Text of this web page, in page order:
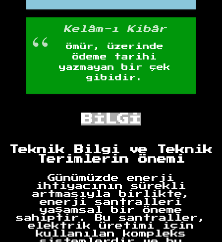
Kelâm-ı Kibâr
Ömür, üzerinde
ödeme tarihi
yazmayan bir çek
gibidir.
BİLGİ
Teknik Bilgi ve Teknik
Terimlerin Önemi
Günümüzde enerji
ihtiyacının sürekli
artmasıyla birlikte,
enerji santralleri
yaşamsal bir öneme
sahiptir. Bu santraller,
elektrik üretimi için
kullanılan kompleks